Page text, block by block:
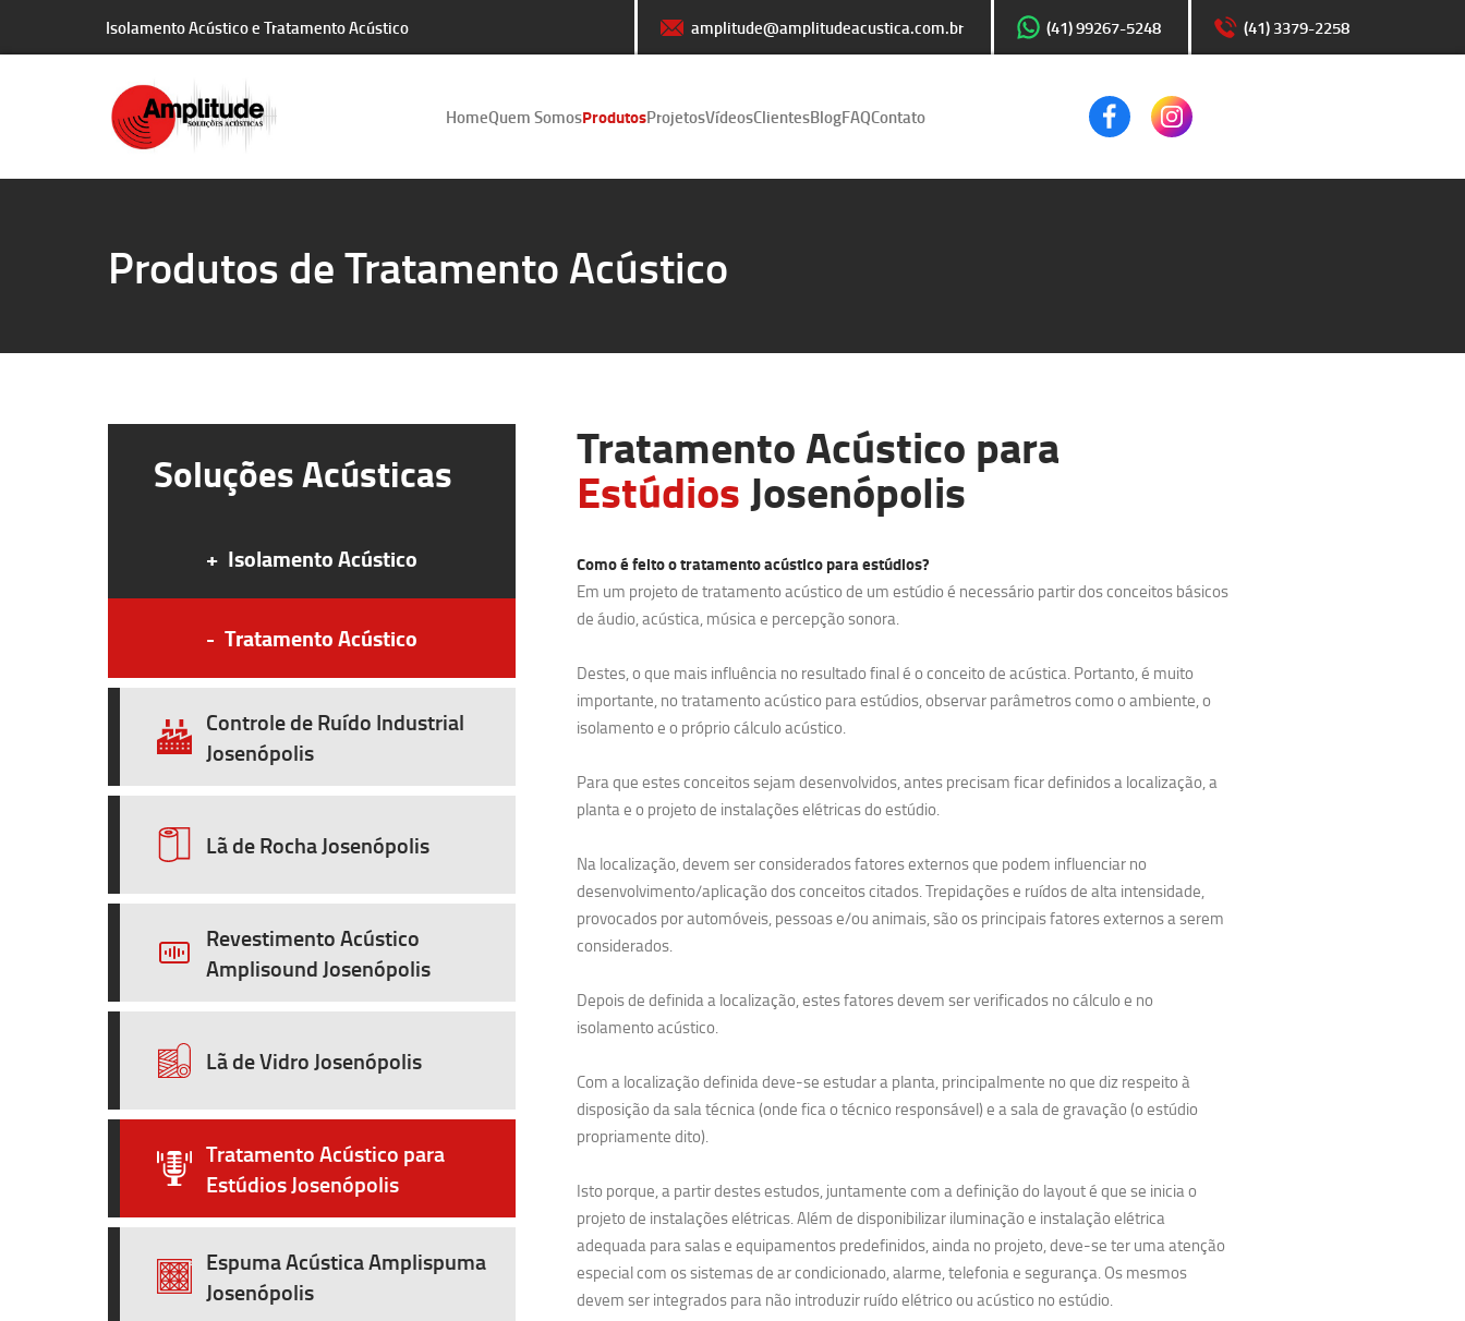
Isolamento Acústico e Tratamento Acústico amplitude@amplitudeacustica.com.br (41) 99267-5248 (41) 3379-2258
HomeQuem SomosProdutosProjetosVídeosClientesBlogFAQContato
Produtos de Tratamento Acústico
Soluções Acústicas
+ Isolamento Acústico
- Tratamento Acústico
Controle de Ruído Industrial
Josenópolis
Lã de Rocha Josenópolis
Revestimento Acústico
Amplisound Josenópolis
Lã de Vidro Josenópolis
Tratamento Acústico para
Estúdios Josenópolis
Espuma Acústica Amplispuma
Josenópolis
Tratamento Acústico para
EstúdiosJosenópolis
Como é feito o tratamento acústico para estúdios?
Em um projeto de tratamento acústico de um estúdio é necessário partir dos conceitos básicos
de áudio, acústica, música e percepção sonora.
Destes, o que mais influência no resultado final é o conceito de acústica. Portanto, é muito
importante, no tratamento acústico para estúdios, observar parâmetros como o ambiente, o
isolamento e o próprio cálculo acústico.
Para que estes conceitos sejam desenvolvidos, antes precisam ficar definidos a localização, a
planta e o projeto de instalações elétricas do estúdio.
Na localização, devem ser considerados fatores externos que podem influenciar no
desenvolvimento/aplicação dos conceitos citados. Trepidações e ruídos de alta intensidade,
provocados por automóveis, pessoas e/ou animais, são os principais fatores externos a serem
considerados.
Depois de definida a localização, estes fatores devem ser verificados no cálculo e no
isolamento acústico.
Com a localização definida deve-se estudar a planta, principalmente no que diz respeito à
disposição da sala técnica (onde fica o técnico responsável) e a sala de gravação (o estúdio
propriamente dito).
Isto porque, a partir destes estudos, juntamente com a definição do layout é que se inicia o
projeto de instalações elétricas. Além de disponibilizar iluminação e instalação elétrica
adequada para salas e equipamentos predefinidos, ainda no projeto, deve-se ter uma atenção
especial com os sistemas de ar condicionado, alarme, telefonia e segurança. Os mesmos
devem ser integrados para não introduzir ruído elétrico ou acústico no estúdio.